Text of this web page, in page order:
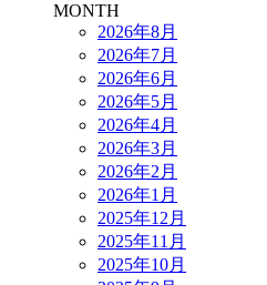
MONTH
2026年8月
2026年7月
2026年6月
2026年5月
2026年4月
2026年3月
2026年2月
2026年1月
2025年12月
2025年11月
2025年10月